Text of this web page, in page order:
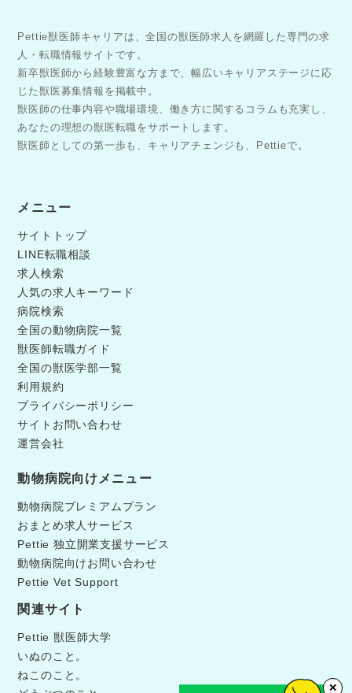
Pettie獣医師キャリアは、全国の獣医師求人を網羅した専門の求
人・転職情報サイトです。
新卒獣医師から経験豊富な方まで、幅広いキャリアステージに応
じた獣医募集情報を掲載中。
獣医師の仕事内容や職場環境、働き方に関するコラムも充実し、
あなたの理想の獣医転職をサポートします。
獣医師としての第一歩も、キャリアチェンジも、Pettieで。
メニュー
サイトトップ
LINE転職相談
求人検索
人気の求人キーワード
病院検索
全国の動物病院一覧
獣医師転職ガイド
全国の獣医学部一覧
利用規約
プライバシーポリシー
サイトお問い合わせ
運営会社
動物病院向けメニュー
動物病院プレミアムプラン
おまとめ求人サービス
Pettie 独立開業支援サービス
動物病院向けお問い合わせ
Pettie Vet Support
関連サイト
Pettie 獣医師大学
いぬのこと。
ねこのこと。
✕